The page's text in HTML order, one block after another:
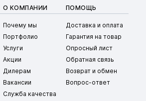
О КОМПАНИИ
Почему мы
Портфолио
Услуги
Акции
Дилерам
Вакансии
Служба качества
ПОМОЩЬ
Доставка и оплата
Гарантия на товар
Опросный лист
Обратная связь
Возврат и обмен
Вопрос-ответ